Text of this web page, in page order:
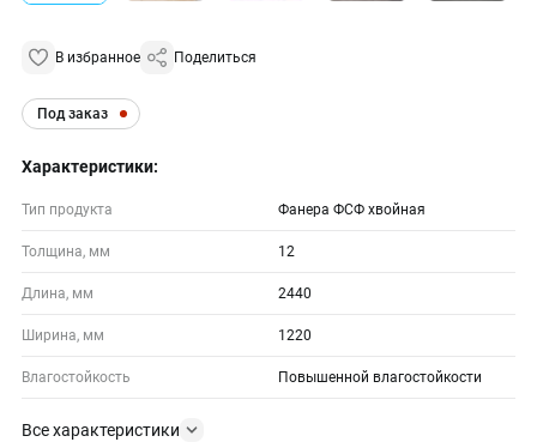
В избранное Поделиться
Под заказ
Характеристики:
Тип продукта Фанера ФСФ хвойная
Толщина, мм 12
Длина, мм 2440
Ширина, мм 1220
Влагостойкость Повышенной влагостойкости
Все характеристики